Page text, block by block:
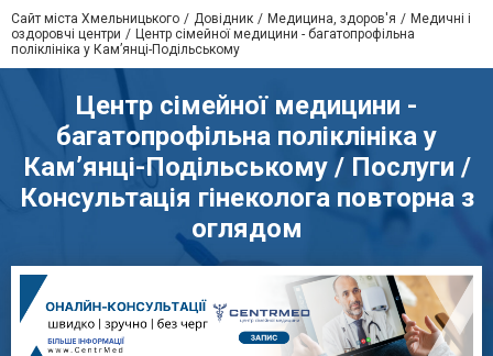
Сайт міста Хмельницького Довідник Медицина, здоров'я
Медичні і
оздоровчі центри
Центр сімейної медицини - багатопрофільна
поліклініка у Кам’янці-Подільському
Центр сімейної медицини -
багатопрофільна поліклініка у
Кам’янці-Подільському / Послуги /
Консультація гінеколога повторна з
оглядом